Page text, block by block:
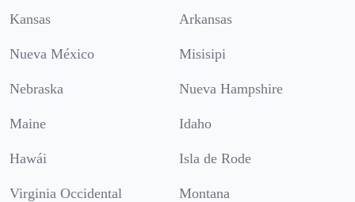
Kansas Arkansas
Nueva México Misisipi
Nebraska Nueva Hampshire
Maine Idaho
Hawái Isla de Rode
Virginia Occidental Montana